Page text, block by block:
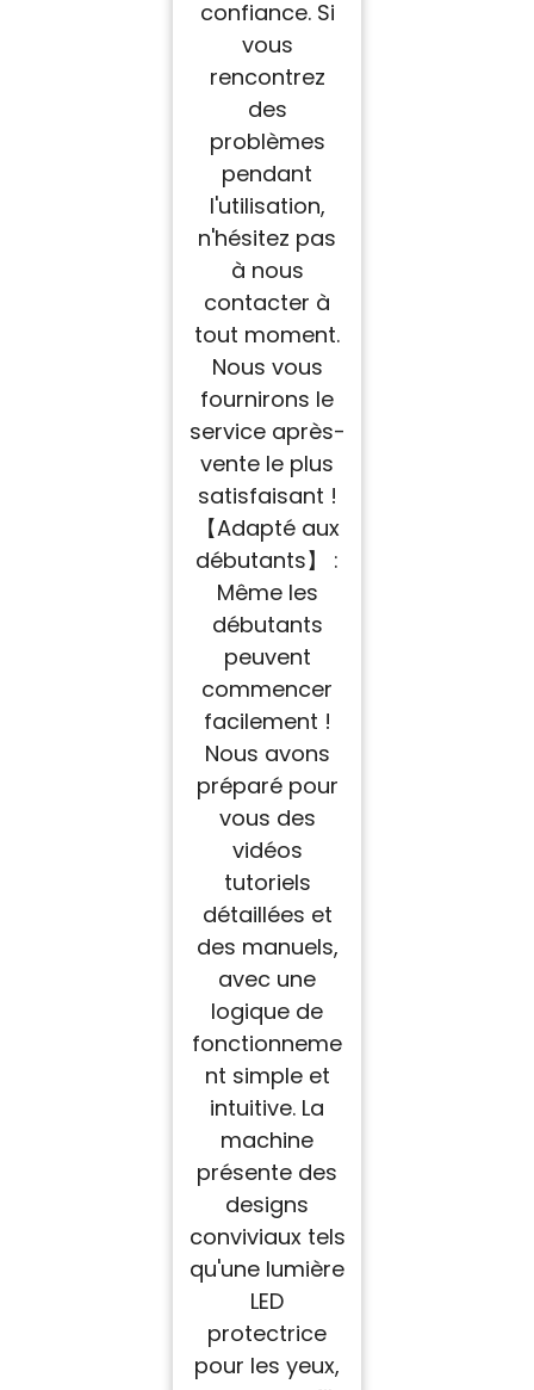
confiance. Si
vous
rencontrez
des
problèmes
pendant
l'utilisation,
n'hésitez pas
à nous
contacter à
tout moment.
Nous vous
fournirons le
service après-
vente le plus
satisfaisant !
【Adapté aux
débutants】 :
Même les
débutants
peuvent
commencer
facilement !
Nous avons
préparé pour
vous des
vidéos
tutoriels
détaillées et
des manuels,
avec une
logique de
fonctionneme
nt simple et
intuitive. La
machine
présente des
designs
conviviaux tels
qu'une lumière
LED
protectrice
pour les yeux,